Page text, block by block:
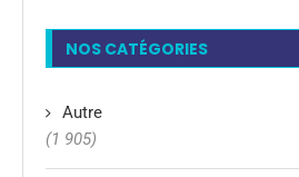
NOS CATÉGORIES
Autre
(1 905)